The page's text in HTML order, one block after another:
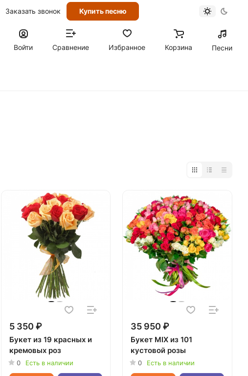
Заказать звонок Купить песню
Войти Сравнение Избранное Корзина Песни
5 350 ₽
Букет из 19 красных и
кремовых роз
0 Есть в наличии
35 950 ₽
Букет MIX из 101
кустовой розы
0 Есть в наличии